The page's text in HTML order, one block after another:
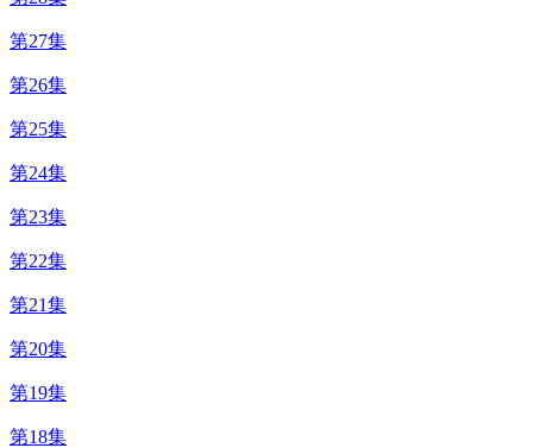
第27集
第26集
第25集
第24集
第23集
第22集
第21集
第20集
第19集
第18集